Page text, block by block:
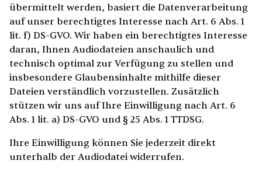
übermittelt werden, basiert die Datenverarbeitung
auf unser berechtigtes Interesse nach Art. 6 Abs. 1
lit. f) DS-GVO. Wir haben ein berechtigtes Interesse
daran, Ihnen Audiodateien anschaulich und
technisch optimal zur Verfügung zu stellen und
insbesondere Glaubensinhalte mithilfe dieser
Dateien verständlich vorzustellen. Zusätzlich
stützen wir uns auf Ihre Einwilligung nach Art. 6
Abs. 1 lit. a) DS-GVO und § 25 Abs. 1 TTDSG.
Ihre Einwilligung können Sie jederzeit direkt
unterhalb der Audiodatei widerrufen.